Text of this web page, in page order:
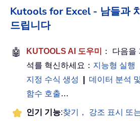
Kutools for Excel - 남들과
드립니다
🤖 KUTOOLS AI 도우미
： 다음
석를 혁신하세요： 지능형 실행
지정 수식 생성
데이터 분석
함수 호출…
인기 기능:찾기， 강조 표시 또